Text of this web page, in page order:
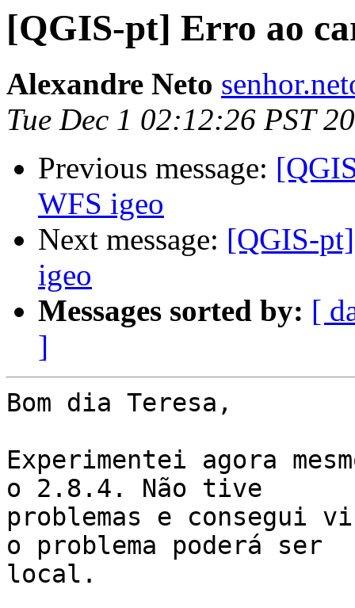
[QGIS-pt] Erro ao
Alexandre Neto
Tue Dec 1 02:12:26 PST
Previous message:
WFS igeo
Next message: [QGIS-
igeo
Messages sorted by: [
]
Bom dia Teresa,
Experimentei agora
o 2.8.4. Não tive
problemas e consegui
o problema poderá ser
local.